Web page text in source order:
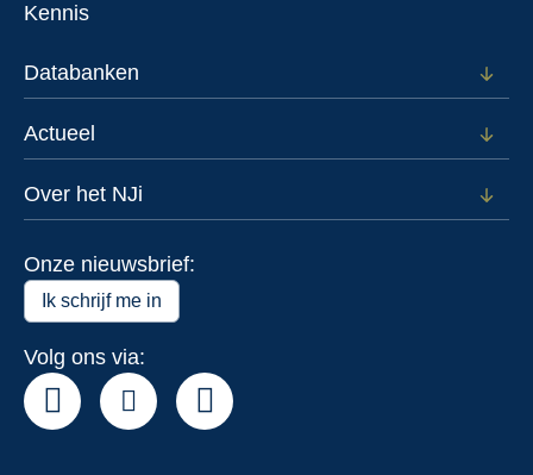
Kennis
Databanken
Open
voor
Actueel
Open
voor
Over het NJi
Open
Onze nieuwsbrief:
Ik schrijf me in
Volg ons via: